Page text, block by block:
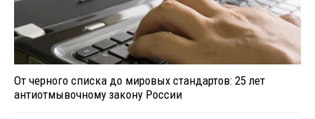
От черного списка до мировых стандартов: 25 лет
антиотмывочному закону России